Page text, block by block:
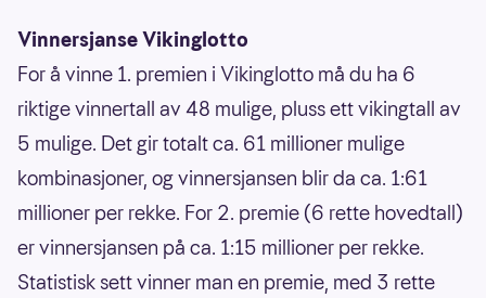
Vinnersjanse Vikinglotto
For å vinne 1. premien i Vikinglotto må du ha 6
riktige vinnertall av 48 mulige, pluss ett vikingtall av
5 mulige. Det gir totalt ca. 61 millioner mulige
kombinasjoner, og vinnersjansen blir da ca. 1:61
millioner per rekke. For 2. premie (6 rette hovedtall)
er vinnersjansen på ca. 1:15 millioner per rekke.
Statistisk sett vinner man en premie, med 3 rette